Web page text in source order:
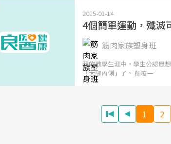
2015-01-14
4個簡單運動，殲滅
筋肉家族塑身班
我的教學生涯中，學生公認最
「大腿內側」了。 顛覆一
1 2